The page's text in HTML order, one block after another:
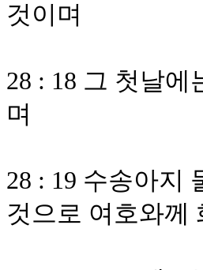
것이며
28 : 18 그 첫날
며
28 : 19 수송아지
것으로 여호와께